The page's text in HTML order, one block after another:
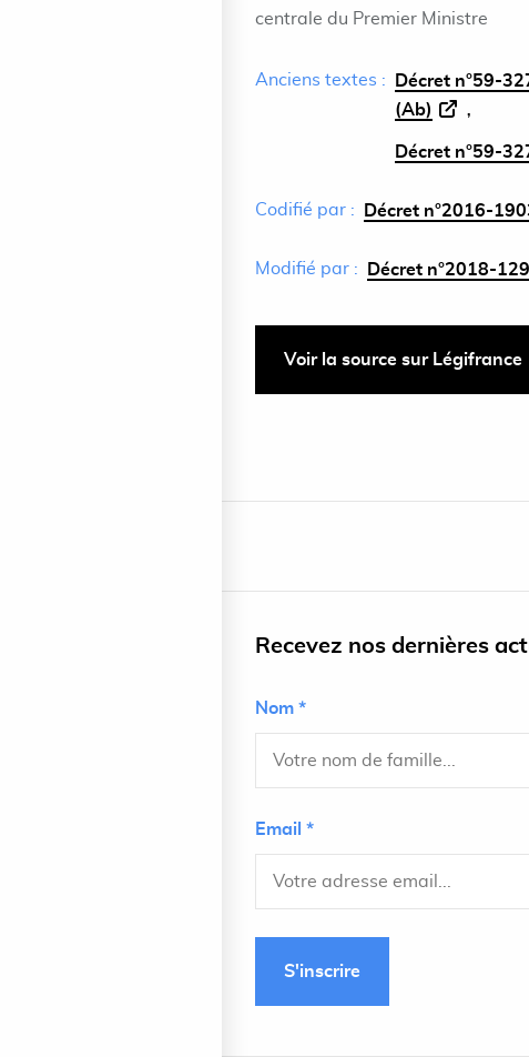
centrale du Premier Ministre
Anciens textes :
Décret n°59-
(Ab)
Décret n°59-
Codifié par : Décret n°2016-
Modifié par : Décret n°2018-
Voir la source sur Légifrance
Recevez nos dernières
Nom *
Email *
S'inscrire